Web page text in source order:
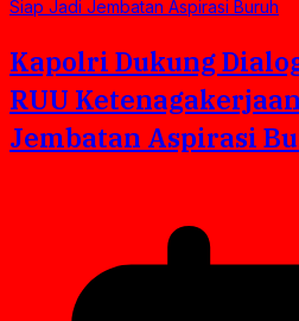
Kapolri Dukung
RUU
Jembatan Aspirasi